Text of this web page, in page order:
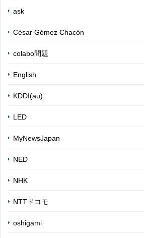
ask
César Gómez Chacón
colabo問題
English
KDDI(au)
LED
MyNewsJapan
NED
NHK
NTTドコモ
oshigami